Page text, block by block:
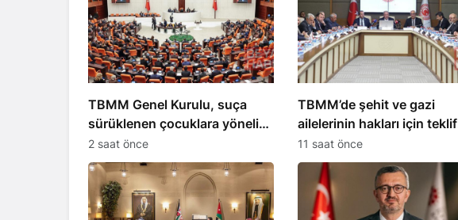
TBMM Genel Kurulu, suça
sürüklenen çocuklara yönelik
teklifi görüştü
2 saat önce
TBMM’de şehit ve gazi
ailelerinin hakları için teklif
görüşüldü
11 saat önce